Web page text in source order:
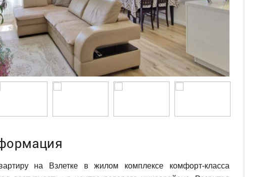
на Взлетке в жилом комплексе комфорт-класса